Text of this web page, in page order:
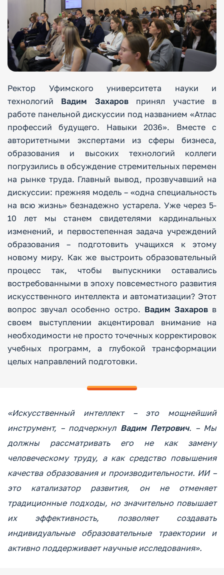
Ректор Уфимского университета науки и
технологий Вадим Захаровпринял участие в
работе панельной дискуссии под названием «Атлас
профессий будущего. Навыки 2036». Вместе с
авторитетными экспертами из сферы бизнеса,
образования и высоких технологий коллеги
погрузились в обсуждение стремительных перемен
на рынке труда. Главный вывод, прозвучавший на
дискуссии: прежняя модель – «одна специальность
на всю жизнь» безнадежно устарела. Уже через 5-
10 лет мы станем свидетелями кардинальных
изменений, и первостепенная задача учреждений
образования – подготовить учащихся к этому
новому миру. Как же выстроить образовательный
процесс так, чтобы выпускники оставались
востребованными в эпоху повсеместного развития
искусственного интеллекта и автоматизации? Этот
вопрос звучал особенно остро. Вадим Захаровв
своем выступлении акцентировал внимание на
необходимости не просто точечных корректировок
учебных программ, а глубокой трансформации
целых направлений подготовки.
«Искусственный интеллект – это мощнейший
инструмент, – подчеркнул Вадим Петрович. – Мы
должны рассматривать его не как замену
человеческому труду, а как средство повышения
качества образования и производительности. ИИ –
это катализатор развития, он не отменяет
традиционные подходы, но значительно повышает
их эффективность, позволяет создавать
индивидуальные образовательные траектории и
активно поддерживает научные исследования».